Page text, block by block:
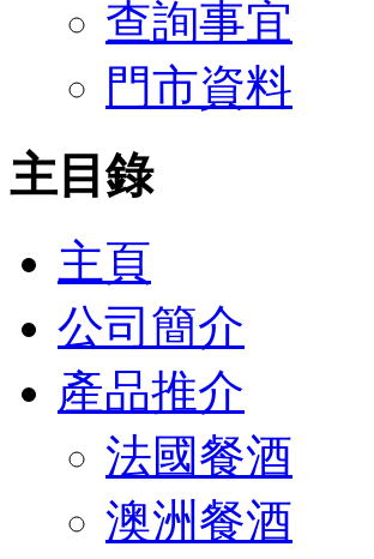
查詢事宜
門市資料
主目錄
主頁
公司簡介
產品推介
法國餐酒
澳洲餐酒